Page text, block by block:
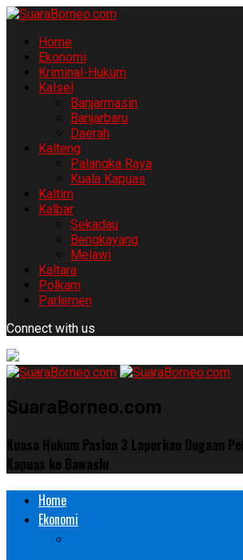
Home
Ekonomi
Kriminal-Hukum
Kalsel
Banjarmasin
Banjarbaru
Daerah
Kalteng
Palangka Raya
Kuala Kapuas
Kaltim
Kalbar
Sekadau
Bengkayang
Melawi
Kaltara
Polkam
Parlemen
Connect with us
SuaraBorneo.com
Kuasa Hukum Paslon 3 Laporkan Dugaan
Kapuas ke Bawaslu
Home
Ekonomi